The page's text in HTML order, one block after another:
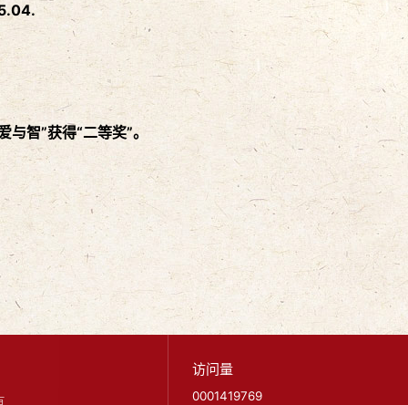
智”获得“二等奖”。
访问量
0001419769